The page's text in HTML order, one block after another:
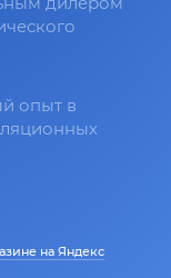
опыт в
на Яндекс